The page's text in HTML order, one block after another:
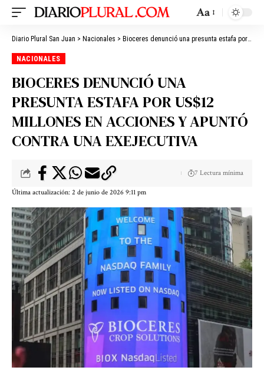
Aa
Diario Plural San Juan > Nacionales > Bioceres denunció una presunta estafa por US$12 millones en acciones y apuntó contra una exejecutiva
NACIONALES
BIOCERES DENUNCIÓ UNA
PRESUNTA ESTAFA POR US$12
MILLONES EN ACCIONES Y APUNTÓ
CONTRA UNA EXEJECUTIVA
Última actualización: 2 de junio de 2026 9:11 pm
7 Lectura mínima